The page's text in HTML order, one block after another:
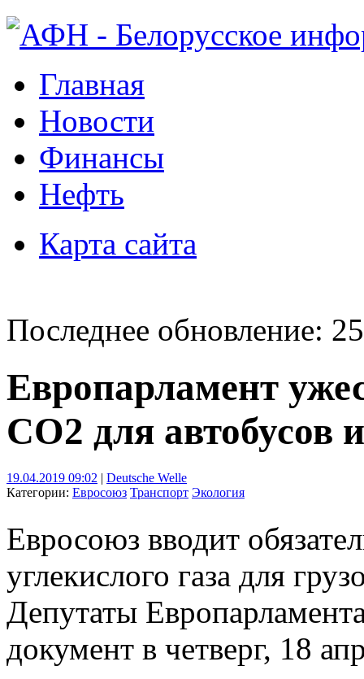
Главная
Новости
Финансы
Нефть
Карта сайта
Последнее обновление:
Европарламент
CO2 для автобусов
19.04.2019 09:02 | Deutsche Welle
Категории: Евросоюз Транспорт Экология
Евросоюз вводит
углекислого газа для
Депутаты
документ в четверг, 18